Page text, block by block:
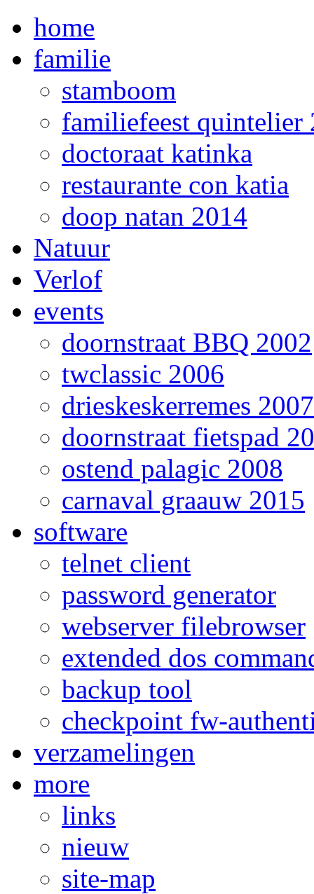
home
familie
stamboom
familiefeest quintelier
doctoraat katinka
restaurante con katia
doop natan 2014
Natuur
Verlof
events
doornstraat BBQ 2002
twclassic 2006
drieskeskerremes 2007
doornstraat fietspad
ostend palagic 2008
carnaval graauw 2015
software
telnet client
password generator
webserver filebrowser
extended dos
backup tool
checkpoint fw-
verzamelingen
more
links
nieuw
site-map